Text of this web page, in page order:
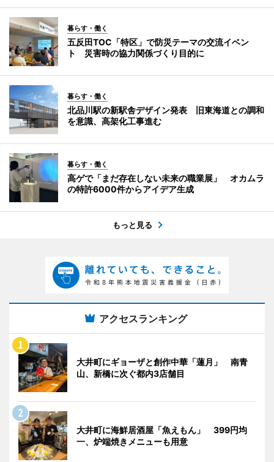
暮らす・働く
五反田TOC「特区」で防災テーマの交流イベン
ト 災害時の協力関係づくり目的に
暮らす・働く
北品川駅の新駅舎デザイン発表 旧東海道との調和
を意識、高架化工事進む
暮らす・働く
高ゲで「まだ存在しない未来の職業展」 オカムラ
の特許6000件からアイデア生成
もっと見る
アクセスランキング
大井町にギョーザと創作中華「蓮月」 南青
山、新橋に次ぐ都内3店舗目
大井町に海鮮居酒屋「魚えもん」 399円均
一、炉端焼きメニューも用意